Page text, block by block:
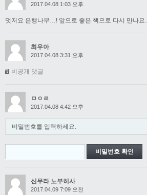
2017.04.08 1:03 오후
멋저요 은행나무…! 앞으로 좋은 책으로 다시 만나
최우아
2017.04.08 3:31 오후
비공개 댓글
ㅁㅇㄹ
2017.04.08 4:42 오후
비밀번호를 입력하세요.
신무라 노부히사
2017.04.09 7:09 오전